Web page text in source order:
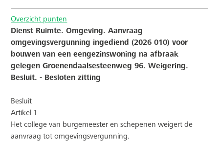
Overzicht punten
Dienst Ruimte. Omgeving. Aanvraag
omgevingsvergunning ingediend (2026 010) voor
bouwen van een eengezinswoning na afbraak
gelegen Groenendaalsesteenweg 96. Weigering.
Besluit. - Besloten zitting
Besluit
Artikel 1
Het college van burgemeester en schepenen weigert de
aanvraag tot omgevingsvergunning.